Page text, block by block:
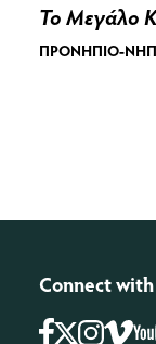
Το Μεγάλο
ΠΡΟΝΉΠΙΟ-
Connect with
Facebook
X Instagram
Vimeo